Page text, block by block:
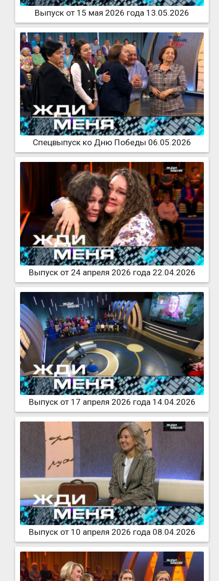
Выпуск от 15 мая 2026 года 13.05.2026
Спецвыпуск ко Дню Победы 06.05.2026
Выпуск от 24 апреля 2026 года 22.04.2026
Выпуск от 17 апреля 2026 года 14.04.2026
Выпуск от 10 апреля 2026 года 08.04.2026